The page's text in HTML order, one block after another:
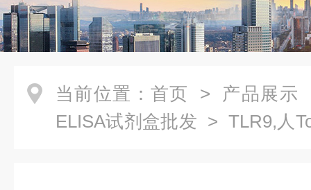
当前位置： 首页 > 产品展示
ELISA试剂盒批发 > TLR9,人